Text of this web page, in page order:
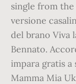
single from the
versione
del brano Viva
Bennato.
impara gratis a
Mamma Mia